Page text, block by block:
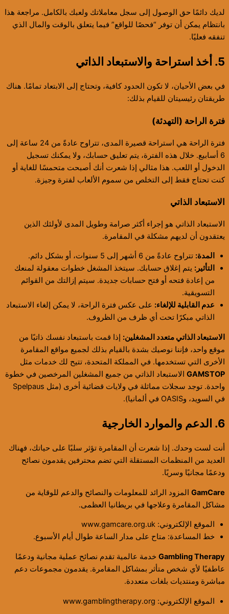
لديك دائمًا حق الوصول إلى سجل معاملاتك ولعبك بالكامل. مراجعة هذا
بانتظام يمكن أن توفر “فحصًا للواقع” فيما يتعلق بالوقت والمال الذي
تنفقه فعليًا.
5. أخذ استراحة والاستبعاد الذاتي
في بعض الأحيان، لا تكون الحدود كافية، وتحتاج إلى الابتعاد تمامًا. هناك
طريقتان رئيسيتان للقيام بذلك:
فترة الراحة (التهدئة)
فترة الراحة هي استراحة قصيرة المدى، تتراوح عادةً من 24 ساعة إلى
6 أسابيع. خلال هذه الفترة، يتم تعليق حسابك، ولا يمكنك تسجيل
الدخول أو اللعب. هذا مثالي إذا شعرت أنك أصبحت متحمسًا للغاية أو
كنت تحتاج فقط إلى التخلص من سموم الألعاب لفترة وجيزة.
الاستبعاد الذاتي
الاستبعاد الذاتي هو إجراء أكثر صرامة وطويل المدى لأولئك الذين
يعتقدون أن لديهم مشكلة في المقامرة.
المدة: تتراوح عادةً من 6 أشهر إلى 5 سنوات، أو بشكل دائم.
التأثير: يتم إغلاق حسابك. سيتخذ المشغل خطوات معقولة لمنعك
من إعادة فتحه أو فتح حسابات جديدة. سيتم إزالتك من القوائم
التسويقية.
عدم القابلية للإلغاء: على عكس فترة الراحة، لا يمكن إلغاء الاستبعاد
الذاتي مبكرًا تحت أي ظرف من الظروف.
الاستبعاد الذاتي متعدد المشغلين: إذا قمت باستبعاد نفسك ذاتيًا من
موقع واحد، فإننا نوصيك بشدة بالقيام بذلك لجميع مواقع المقامرة
الأخرى التي تستخدمها. في المملكة المتحدة، تتيح لك خدمات مثل
GAMSTOP الاستبعاد الذاتي من جميع المشغلين المرخصين في خطوة
واحدة. توجد سجلات مماثلة في ولايات قضائية أخرى (مثل Spelpaus
في السويد، وOASIS في ألمانيا).
6. الدعم والموارد الخارجية
أنت لست وحدك. إذا شعرت أن المقامرة تؤثر سلبًا على حياتك، فهناك
العديد من المنظمات المستقلة التي تضم محترفين يقدمون نصائح
ودعمًا مجانيًا وسريًا.
GamCare المزود الرائد للمعلومات والنصائح والدعم للوقاية من
مشاكل المقامرة وعلاجها في بريطانيا العظمى.
الموقع الإلكتروني: www.gamcare.org.uk
خط المساعدة: متاح على مدار الساعة طوال أيام الأسبوع.
Gambling Therapy خدمة عالمية تقدم نصائح عملية مجانية ودعمًا
عاطفيًا لأي شخص متأثر بمشاكل المقامرة. يقدمون مجموعات دعم
مباشرة ومنتديات بلغات متعددة.
الموقع الإلكتروني: www.gamblingtherapy.org